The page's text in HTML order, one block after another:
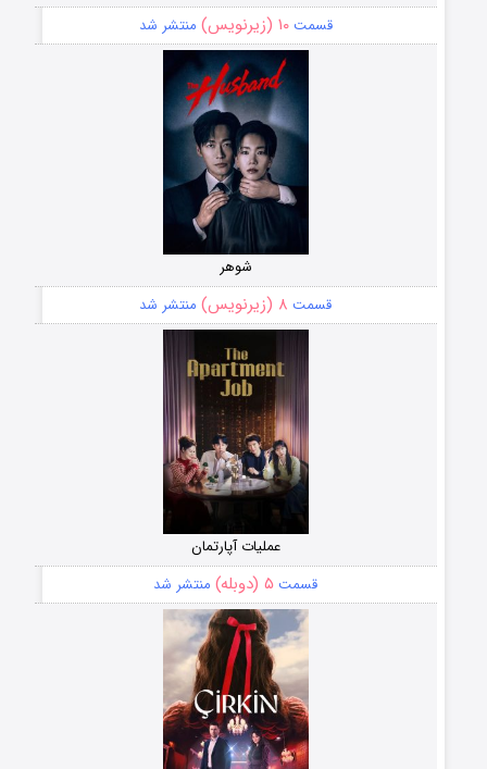
قسمت۱۰ (زیرنویس) منتشر شد
شوهر
قسمت ۸ (زیرنویس) منتشر شد
عملیات آپارتمان
قسمت ۵ (دوبله) منتشر شد